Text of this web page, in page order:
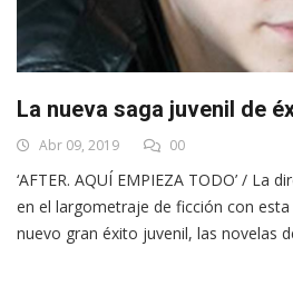
La nueva saga juvenil de
Abr 09, 2019 00
‘AFTER. AQUÍ EMPIEZA TODO’ / La
en el largometraje de ficción con
nuevo gran éxito juvenil, las novelas